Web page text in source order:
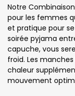
Notre
pour les femmes
et pratique pour
soirée pyjama
capuche, vous
froid. Les
chaleur
mouvement